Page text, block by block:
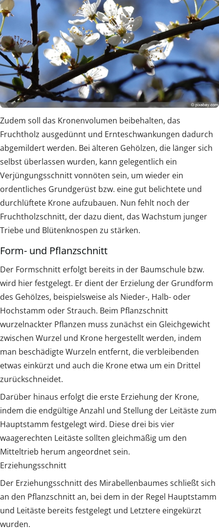
Zudem soll das Kronenvolumen beibehalten, das
Fruchtholz ausgedünnt und Ernteschwankungen dadurch
abgemildert werden. Bei älteren Gehölzen, die länger sich
selbst überlassen wurden, kann gelegentlich ein
Verjüngungsschnitt vonnöten sein, um wieder ein
ordentliches Grundgerüst bzw. eine gut belichtete und
durchlüftete Krone aufzubauen. Nun fehlt noch der
Fruchtholzschnitt, der dazu dient, das Wachstum junger
Triebe und Blütenknospen zu stärken.
Form- und Pflanzschnitt
Der Formschnitt erfolgt bereits in der Baumschule bzw.
wird hier festgelegt. Er dient der Erzielung der Grundform
des Gehölzes, beispielsweise als Nieder-, Halb- oder
Hochstamm oder Strauch. Beim Pflanzschnitt
wurzelnackter Pflanzen muss zunächst ein Gleichgewicht
zwischen Wurzel und Krone hergestellt werden, indem
man beschädigte Wurzeln entfernt, die verbleibenden
etwas einkürzt und auch die Krone etwa um ein Drittel
zurückschneidet.
Darüber hinaus erfolgt die erste Erziehung der Krone,
indem die endgültige Anzahl und Stellung der Leitäste zum
Hauptstamm festgelegt wird. Diese drei bis vier
waagerechten Leitäste sollten gleichmäßig um den
Mitteltrieb herum angeordnet sein.
Erziehungsschnitt
Der Erziehungsschnitt des Mirabellenbaumes schließt sich
an den Pflanzschnitt an, bei dem in der Regel Hauptstamm
und Leitäste bereits festgelegt und Letztere eingekürzt
wurden.